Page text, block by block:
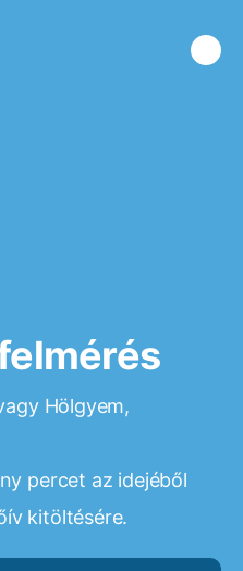
Hölgyem,
percet az idejéből
kitöltésére.